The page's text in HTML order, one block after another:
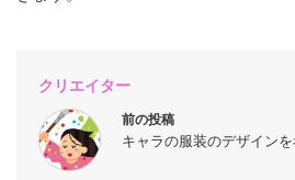
クリエイター
前の投稿
キャラの服装のデザイン